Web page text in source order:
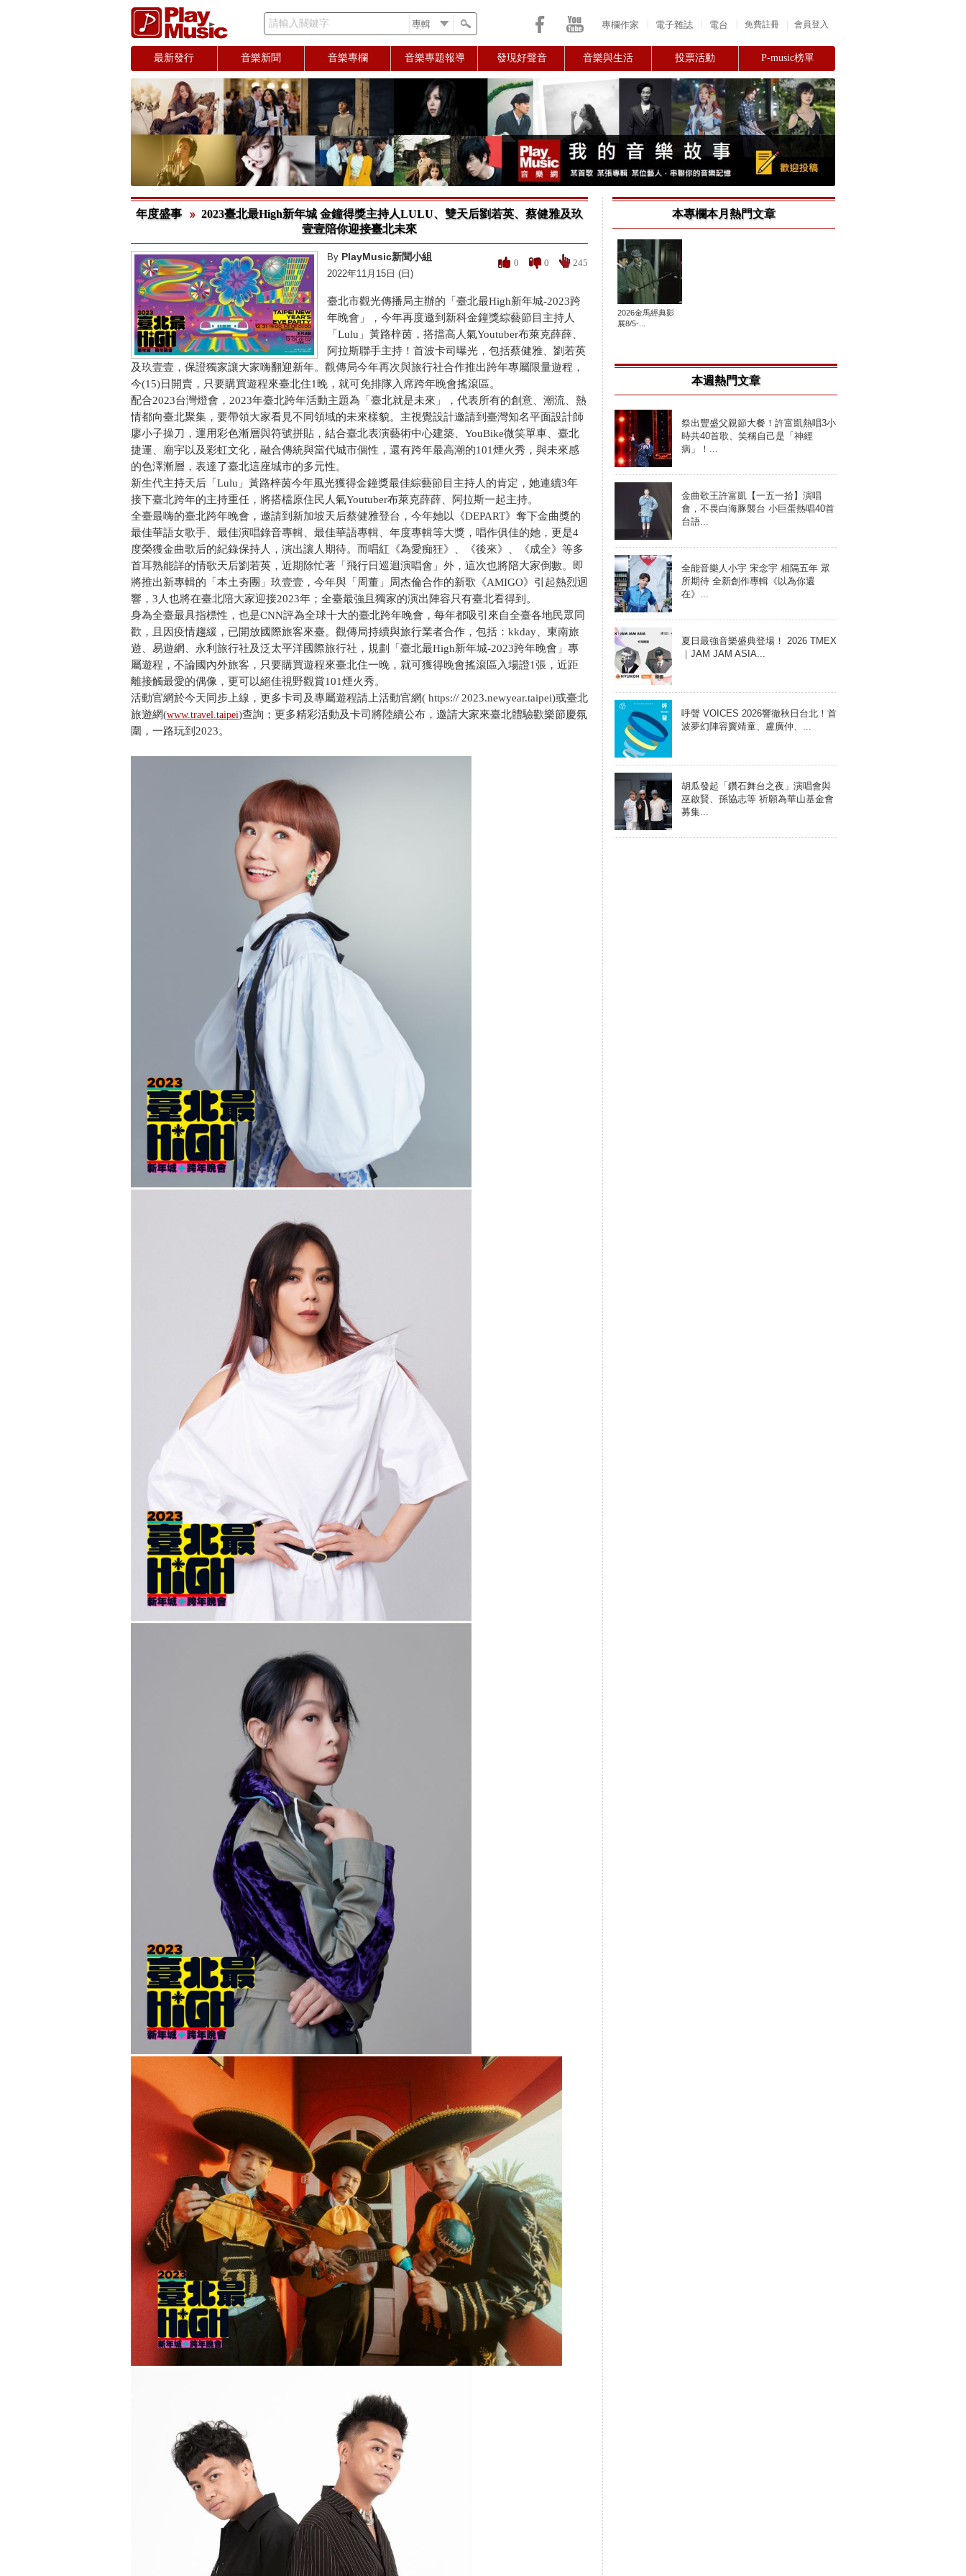
請輸入關鍵字 會員登入
免費註冊
專欄作家 電子雜誌 電台
最新發行 音樂新聞 音樂專欄 音樂專題報導 發現好聲音 音樂與生活 投票活動 P-music榜單
年度盛事
2023臺北最High新年城 金鐘得獎主持人LULU、雙天后劉若英、蔡健雅及玖
壹壹陪你迎接臺北未來
0 0 245
By PlayMusic新聞小組
2022年11月15日 (日)
臺北市觀光傳播局主辦的「臺北最High新年城-2023跨
年晚會」，今年再度邀到新科金鐘獎綜藝節目主持人
「Lulu」黃路梓茵，搭擋高人氣Youtuber布萊克薛薛、
阿拉斯聯手主持！首波卡司曝光，包括蔡健雅、劉若英
及玖壹壹，保證獨家讓大家嗨翻迎新年。觀傳局今年再次與旅行社合作推出跨年專屬限量遊程，
今(15)日開賣，只要購買遊程來臺北住1晚，就可免排隊入席跨年晚會搖滾區。
配合2023台灣燈會，2023年臺北跨年活動主題為「臺北就是未來」，代表所有的創意、潮流、熱
情都向臺北聚集，要帶領大家看見不同領域的未來樣貌。主視覺設計邀請到臺灣知名平面設計師
廖小子操刀，運用彩色漸層與符號拼貼，結合臺北表演藝術中心建築、YouBike微笑單車、臺北
捷運、廟宇以及彩虹文化，融合傳統與當代城市個性，還有跨年最高潮的101煙火秀，與未來感
的色澤漸層，表達了臺北這座城市的多元性。
新生代主持天后「Lulu」黃路梓茵今年風光獲得金鐘獎最佳綜藝節目主持人的肯定，她連續3年
接下臺北跨年的主持重任，將搭檔原住民人氣Youtuber布萊克薛薛、阿拉斯一起主持。
全臺最嗨的臺北跨年晚會，邀請到新加坡天后蔡健雅登台，今年她以《DEPART》奪下金曲獎的
最佳華語女歌手、最佳演唱錄音專輯、最佳華語專輯、年度專輯等大獎，唱作俱佳的她，更是4
度榮獲金曲歌后的紀錄保持人，演出讓人期待。而唱紅《為愛痴狂》、《後來》、《成全》等多
首耳熟能詳的情歌天后劉若英，近期除忙著「飛行日巡迴演唱會」外，這次也將陪大家倒數。即
將推出新專輯的「本土夯團」玖壹壹，今年與「周董」周杰倫合作的新歌《AMIGO》引起熱烈迴
響，3人也將在臺北陪大家迎接2023年；全臺最強且獨家的演出陣容只有臺北看得到。
身為全臺最具指標性，也是CNN評為全球十大的臺北跨年晚會，每年都吸引來自全臺各地民眾同
歡，且因疫情趨緩，已開放國際旅客來臺。觀傳局持續與旅行業者合作，包括：kkday、東南旅
遊、易遊網、永利旅行社及泛太平洋國際旅行社，規劃「臺北最High新年城-2023跨年晚會」專
屬遊程，不論國內外旅客，只要購買遊程來臺北住一晚，就可獲得晚會搖滾區入場證1張，近距
離接觸最愛的偶像，更可以絕佳視野觀賞101煙火秀。
活動官網於今天同步上線，更多卡司及專屬遊程請上活動官網( https:// 2023.newyear.taipei)或臺北
旅遊網(www.travel.taipei)查詢；更多精彩活動及卡司將陸續公布，邀請大家來臺北體驗歡樂節慶氛
圍，一路玩到2023。
本專欄本月熱門文章
2026金馬經典影
展8/5-...
本週熱門文章
祭出豐盛父親節大餐！許富凱熱唱3小
時共40首歌、笑稱自己是「神經
病」！...
金曲歌王許富凱【一五一拾】演唱
會，不畏白海豚襲台 小巨蛋熱唱40首
台語...
全能音樂人小宇 宋念宇 相隔五年 眾
所期待 全新創作專輯《以為你還
在》...
夏日最強音樂盛典登場！ 2026 TMEX
｜JAM JAM ASIA...
呼聲 VOICES 2026響徹秋日台北！首
波夢幻陣容竇靖童、盧廣仲、...
胡瓜發起「鑽石舞台之夜」演唱會與
巫啟賢、孫協志等 祈願為華山基金會
募集...